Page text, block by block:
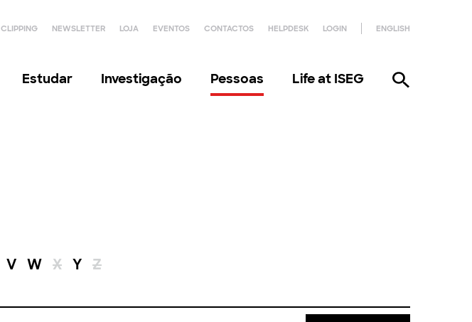
CLIPPING NEWSLETTER LOJA EVENTOS CONTACTOS HELPDESK LOGIN ENGLISH
Estudar Investigação Pessoas Life at ISEG
V W X Y Z